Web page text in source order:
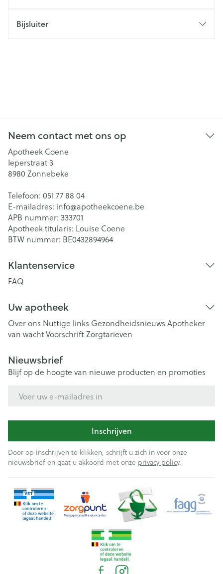
Bijsluiter
Neem contact met ons op
Apotheek Coene
Ieperstraat 3
8980 Zonnebeke
Telefoon: 051 77 88 04
E-mailadres: info@apotheekcoene.be
APB nummer: 333701
Apotheek titularis: Louise Coene
BTW nummer: BE0432894964
Klantenservice
FAQ
Uw apotheek
Over ons Nuttige links Gezondheidsnieuws Apotheker
van wachtVoorschriftZorgtarieven
Nieuwsbrief
Blijf op de hoogte van nieuwe producten en promoties
Inschrijven
Door op inschrijven te klikken, schrijft u zich in voor onze
nieuwsbrief en gaat u akkoord met onze privacy policy.